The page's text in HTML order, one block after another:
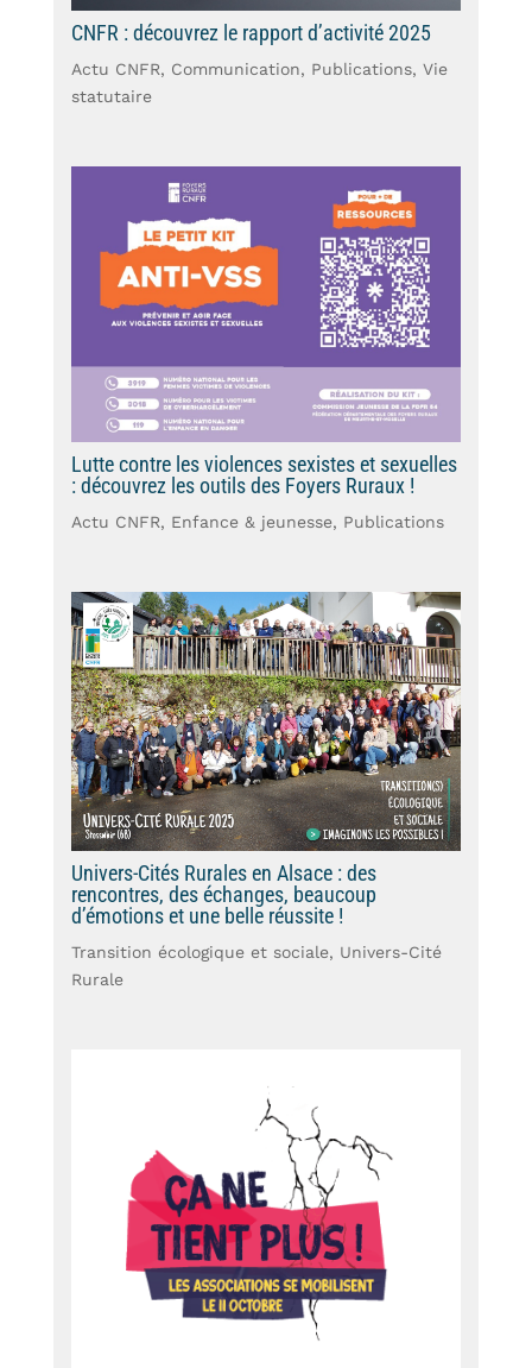
CNFR : découvrez le rapport d’activité 2025
Actu CNFR, Communication, Publications, Vie
statutaire
Lutte contre les violences sexistes et sexuelles
: découvrez les outils des Foyers Ruraux !
Actu CNFR, Enfance & jeunesse, Publications
Univers-Cités Rurales en Alsace : des
rencontres, des échanges, beaucoup
d’émotions et une belle réussite !
Transition écologique et sociale, Univers-Cité
Rurale